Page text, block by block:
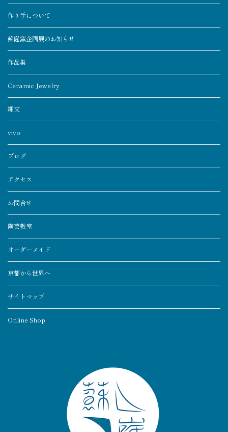
作り手について
蘇嶐窯企画展のお知らせ
作品集
Ceramic Jewelry
縄文
vivo
ブログ
アクセス
お問合せ
陶芸教室
オーダーメイド
京都から世界へ
サイトマップ
Online Shop